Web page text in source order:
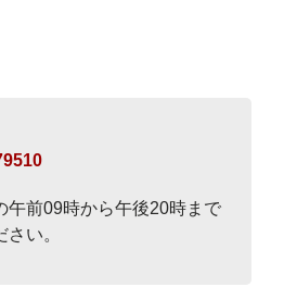
午前09時から午後20時まで
い。